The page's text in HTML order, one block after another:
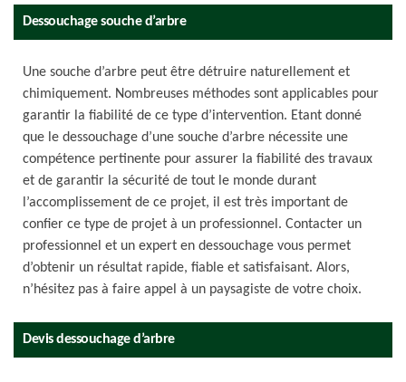
Dessouchage souche d’arbre
Une souche d’arbre peut être détruire naturellement et
chimiquement. Nombreuses méthodes sont applicables pour
garantir la fiabilité de ce type d’intervention. Etant donné
que le dessouchage d’une souche d’arbre nécessite une
compétence pertinente pour assurer la fiabilité des travaux
et de garantir la sécurité de tout le monde durant
l’accomplissement de ce projet, il est très important de
confier ce type de projet à un professionnel. Contacter un
professionnel et un expert en dessouchage vous permet
d’obtenir un résultat rapide, fiable et satisfaisant. Alors,
n’hésitez pas à faire appel à un paysagiste de votre choix.
Devis dessouchage d’arbre